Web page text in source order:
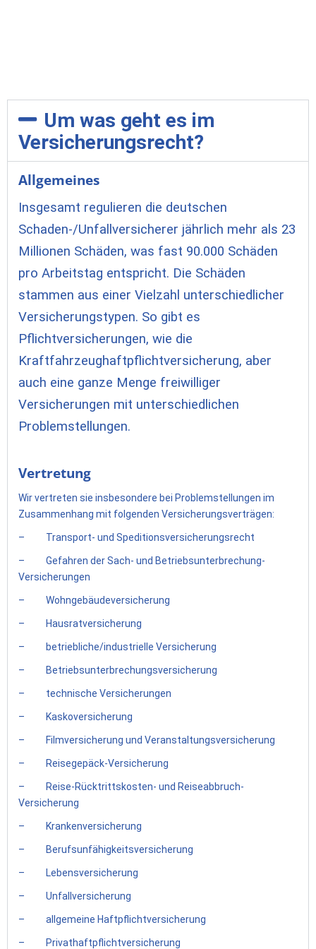
Um was geht es im
Versicherungsrecht?
Allgemeines
Insgesamt regulieren die deutschen
Schaden-/Unfallversicherer jährlich mehr als 23
Millionen Schäden, was fast 90.000 Schäden
pro Arbeitstag entspricht. Die Schäden
stammen aus einer Vielzahl unterschiedlicher
Versicherungstypen. So gibt es
Pflichtversicherungen, wie die
Kraftfahrzeughaftpflichtversicherung, aber
auch eine ganze Menge freiwilliger
Versicherungen mit unterschiedlichen
Problemstellungen.
Vertretung
Wir vertreten sie insbesondere bei Problemstellungen im
Zusammenhang mit folgenden Versicherungsverträgen:
– Transport- und Speditionsversicherungsrecht
– Gefahren der Sach- und Betriebsunterbrechung-
Versicherungen
– Wohngebäudeversicherung
– Hausratversicherung
– betriebliche/industrielle Versicherung
– Betriebsunterbrechungsversicherung
– technische Versicherungen
– Kaskoversicherung
– Filmversicherung und Veranstaltungsversicherung
– Reisegepäck-Versicherung
– Reise-Rücktrittskosten- und Reiseabbruch-
Versicherung
– Krankenversicherung
– Berufsunfähigkeitsversicherung
– Lebensversicherung
– Unfallversicherung
– allgemeine Haftpflichtversicherung
– Privathaftpflichtversicherung